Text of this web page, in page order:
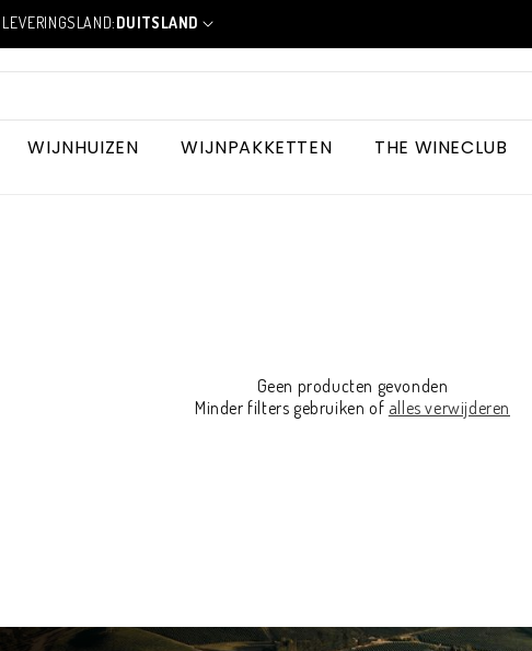
LEVERINGSLAND:
L
a
n
/
DUITSLAND
WIJNHUIZEN WIJNPAKKETTEN THE WINECLUB
Geen producten gevonden
Minder filters gebruiken of alles verwijderen